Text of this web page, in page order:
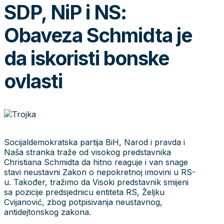
SDP, NiP i NS:
Obaveza Schmidta je
da iskoristi bonske
ovlasti
Socijaldemokratska partija BiH, Narod i pravda i
Naša stranka traže od visokog predstavnika
Christiana Schmidta da hitno reaguje i van snage
stavi neustavni Zakon o nepokretnoj imovini u RS-
u. Također, tražimo da Visoki predstavnik smijeni
sa pozicije predsjednicu entiteta RS, Željku
Cvijanović, zbog potpisivanja neustavnog,
antidejtonskog zakona.